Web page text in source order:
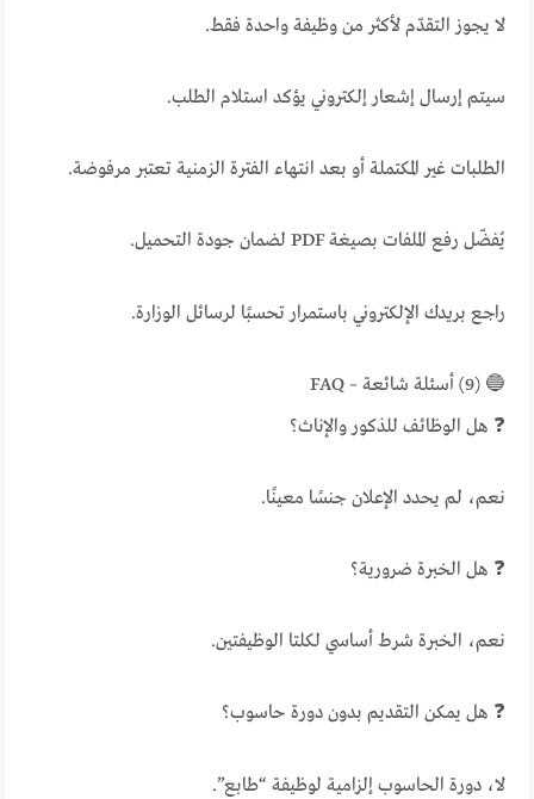
لا يجوز التقدّم لأكثر من وظيفة واحدة فقط.
سيتم إرسال إشعار إلكتروني يؤكد استلام الطلب.
الطلبات غير المكتملة أو بعد انتهاء الفترة الزمنية تعتبر مرفوضة.
يُفضّل رفع الملفات بصيغة PDF لضمان جودة التحميل.
راجع بريدك الإلكتروني باستمرار تحسبًا لرسائل الوزارة.
🔵 (9) أسئلة شائعة – FAQ
❓ هل الوظائف للذكور والإناث؟
نعم، لم يحدد الإعلان جنسًا معينًا.
❓ هل الخبرة ضرورية؟
نعم، الخبرة شرط أساسي لكلتا الوظيفتين.
❓ هل يمكن التقديم بدون دورة حاسوب؟
لا، دورة الحاسوب إلزامية لوظيفة “طابع”.